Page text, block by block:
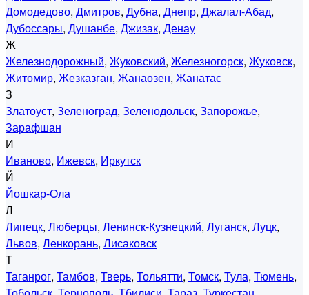
Домодедово, Дмитров, Дубна, Днепр, Джалал-Абад,
Дубоссары, Душанбе, Джизак, Денау
Ж
Железнодорожный, Жуковский, Железногорск, Жуковск,
Житомир, Жезказган, Жанаозен, Жанатас
З
Златоуст, Зеленоград, Зеленодольск, Запорожье,
Зарафшан
И
Иваново, Ижевск, Иркутск
Й
Йошкар-Ола
Л
Липецк, Люберцы, Ленинск-Кузнецкий, Луганск, Луцк,
Львов, Ленкорань, Лисаковск
Т
Таганрог, Тамбов, Тверь, Тольятти, Томск, Тула, Тюмень,